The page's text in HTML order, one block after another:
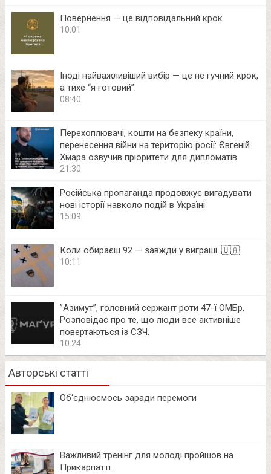
Повернення — це відповідальний крок
10:01
Іноді найважливіший вибір — це не гучний крок,
а тихе “я готовий”.
08:40
Перехоплювачі, кошти на безпеку країни,
перенесення війни на територію росії: Євгеній
Хмара озвучив пріоритети для дипломатів
21:30
Російська пропаганда продовжує вигадувати
нові історії навколо подій в Україні
15:09
Коли обираєш 92 — завжди у виграші. 🇺🇦
10:11
⁨”Азимут”, головний сержант роти 47-ї ОМБр.
Розповідає про те, що люди все активніше
повертаються із СЗЧ.
10:24
Авторські статті
Об‘єднюємось заради перемоги
Важливий тренінг для молоді пройшов на
Прикарпатті.